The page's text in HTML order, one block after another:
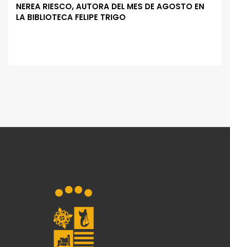
NEREA RIESCO, AUTORA DEL MES DE AGOSTO EN
LA BIBLIOTECA FELIPE TRIGO